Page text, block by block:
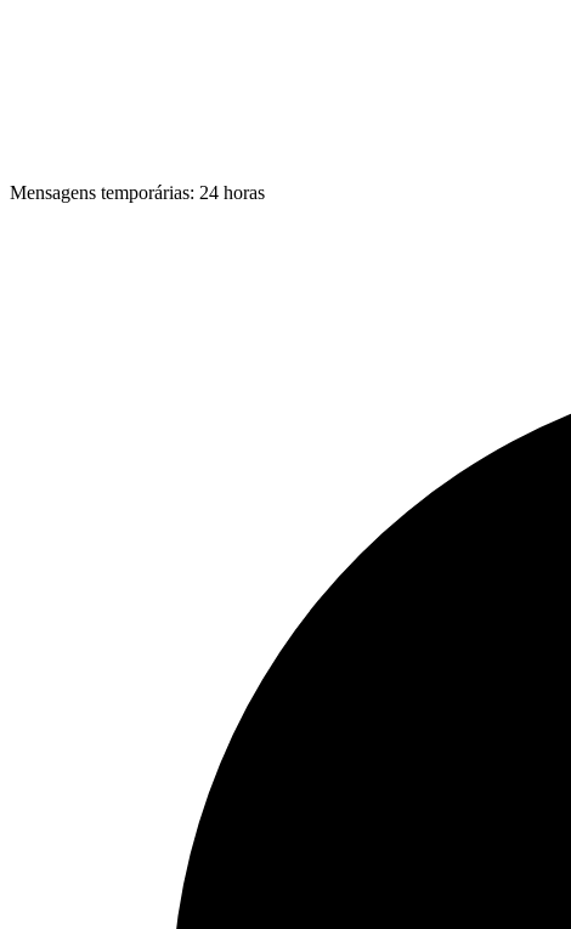
Mensagens temporárias: 24 horas